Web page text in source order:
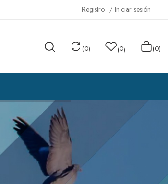
Registro Iniciar sesión
(0) (0) (0)